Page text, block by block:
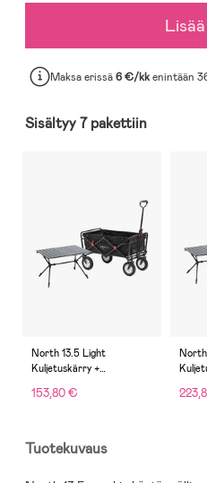
Maksa erissä6 €/kkenintään
Sisältyy 7 pakettiin
North 13.5 Light
Kuljetuskärry +
153,80 €
Tuotekuvaus